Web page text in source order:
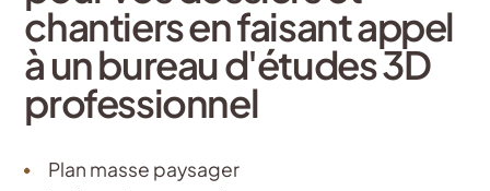
chantiers en faisant appel
à un bureau d'études 3D
professionnel
Plan masse paysager